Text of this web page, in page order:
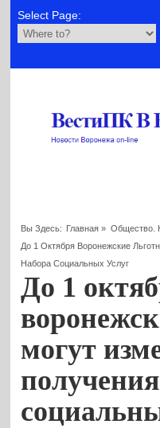
Select Page:
Вы Здесь: Главная » Общество.
До 1 Октября Воронежские
Набора Социальных Услуг
До 1
могут